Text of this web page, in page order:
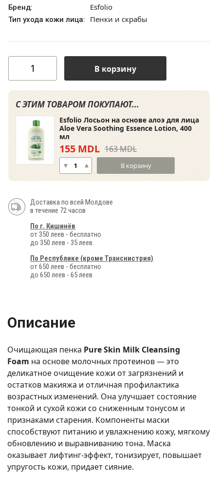
Бренд: Esfolio
Тип ухода кожи лица: Пенки и скрабы
В корзину
С ЭТИМ ТОВАРОМ ПОКУПАЮТ...
Esfolio Лосьон на основе алоэ для лица
Aloe Vera Soothing Essence Lotion, 400
мл
155 MDL 163 MDL
В корзину
Доставка по всей Молдове
в течение 72 часов
По г. Кишинёв
от 350 леев - бесплатно
до 350 леев - 35 леев.
По Республике (кроме Транснистрия)
от 650 леев - бесплатно
до 650 леев - 65 леев
Описание
Очищающая пенка Pure Skin Milk Cleansing
Foam на основе молочных протеинов — это
деликатное очищение кожи от загрязнений и
остатков макияжа и отличная профилактика
возрастных изменений. Она улучшает состояние
тонкой и сухой кожи со сниженным тонусом и
признаками старения. Компоненты маски
способствуют питанию и увлажнению кожу, мягкому
обновлению и выравниванию тона. Маска
оказывает лифтинг-эффект, тонизирует, повышает
упругость кожи, придает сияние.